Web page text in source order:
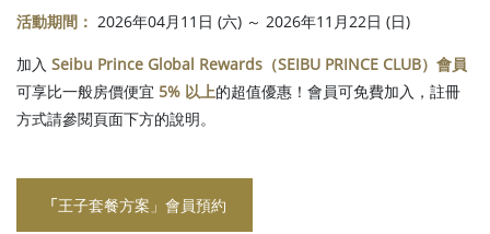
活動期間： 2026年04月11日 (六) ～ 2026年11月22日 (日)
加入 Seibu Prince Global Rewards（SEIBU PRINCE CLUB）會員
可享比一般房價便宜 5% 以上的超值優惠！會員可免費加入，註冊
方式請參閱頁面下方的說明。
「王子套餐方案」會員預約